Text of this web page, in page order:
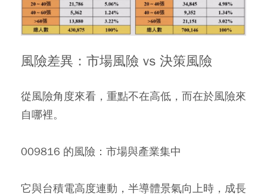
風險差異：市場風險 vs 決策風險
從風險角度來看，重點不在高低，而在於風險來
自哪裡。
009816 的風險：市場與產業集中
它與台積電高度連動，半導體景氣向上時，成長